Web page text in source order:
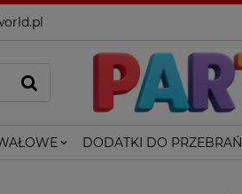
DODATKI DO PRZEBRAŃ